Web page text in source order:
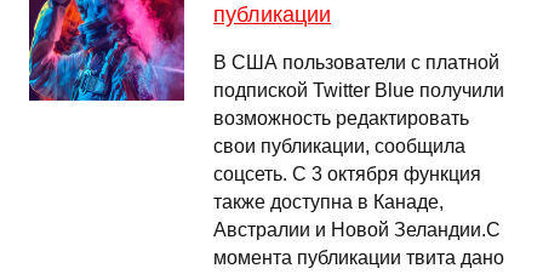
публикации
В США пользователи с платной
подпиской Twitter Blue получили
возможность редактировать
свои публикации, сообщила
соцсеть. С 3 октября функция
также доступна в Канаде,
Австралии и Новой Зеландии.С
момента публикации твита дано